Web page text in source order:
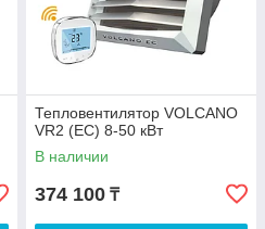
Тепловентилятор VOLCANO
VR2 (EC) 8-50 кВт
В наличии
374 100 ₸